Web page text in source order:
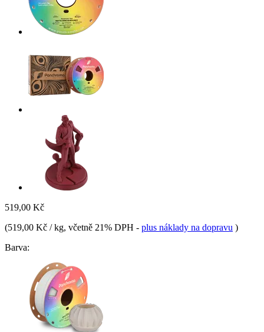
519,00 Kč
(519,00 Kč / kg, včetně 21% DPH - plus náklady na dopravu )
Barva: